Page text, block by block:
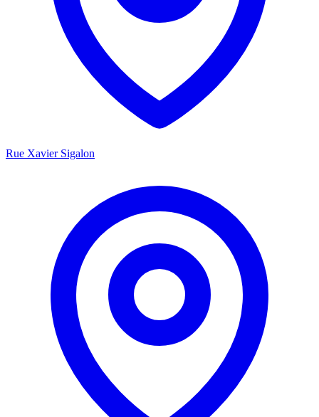
Rue Xavier Sigalon